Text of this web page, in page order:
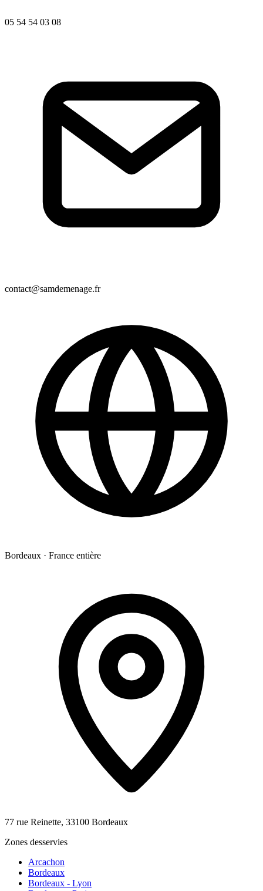
05 54 54 03 08
contact@samdemenage.fr
Bordeaux · France entière
77 rue Reinette, 33100 Bordeaux
Zones desservies
Arcachon
Bordeaux
Bordeaux - Lyon